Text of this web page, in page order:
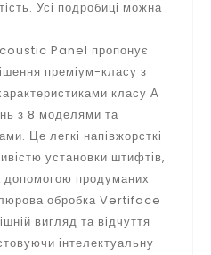
Усі подробиці можна
Panel пропонує
преміум-класу з
класу А
з 8 моделями та
Це легкі напівжорсткі
установки штифтів,
допомогою продуманих
обробка Vertiface
вигляд та відчуття
інтелектуальну